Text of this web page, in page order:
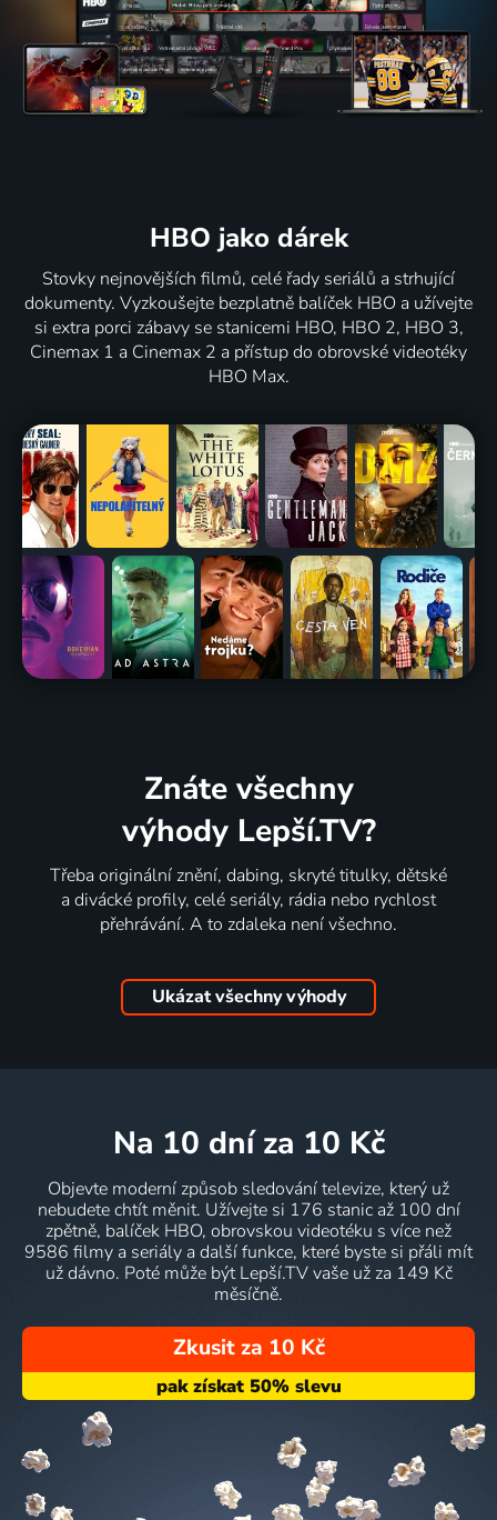
HBO jako dárek
Stovky nejnovějších filmů, celé řady seriálů a strhující
dokumenty. Vyzkoušejte bezplatně balíček HBO a užívejte
si extra porci zábavy se stanicemi HBO, HBO 2, HBO 3,
Cinemax 1 a Cinemax 2 a přístup do obrovské videotéky
HBO Max.
Znáte všechny
výhody Lepší.TV?
Třeba originální znění, dabing, skryté titulky, dětské
a divácké profily, celé seriály, rádia nebo rychlost
přehrávání. A to zdaleka není všechno.
Ukázat všechny výhody
na 10 dní za 10 Kč
Objevte moderní způsob sledování televize, který už
nebudete chtít měnit. Užívejte si 176 stanic až 100 dní
zpětně, balíček HBO, obrovskou videotéku s více než
9586 filmy a seriály a další funkce, které byste si přáli mít
už dávno. Poté může být Lepší.TV vaše už za 149 Kč
měsíčně.
Zkusit za 10 Kč